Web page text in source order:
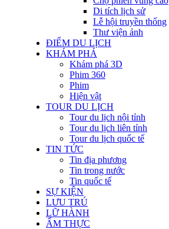
Di tích lịch sử
Lễ hội truyền thống
Thư viện ảnh
ĐIỂM DU LỊCH
KHÁM PHÁ
Khám phá 3D
Phim 360
Phim
Hiện vật
TOUR DU LỊCH
Tour du lịch nội tỉnh
Tour du lịch liên tỉnh
Tour du lịch quốc tế
TIN TỨC
Tin địa phương
Tin trong nước
Tin quốc tế
SỰ KIỆN
LƯU TRÚ
LỮ HÀNH
ẨM THỰC